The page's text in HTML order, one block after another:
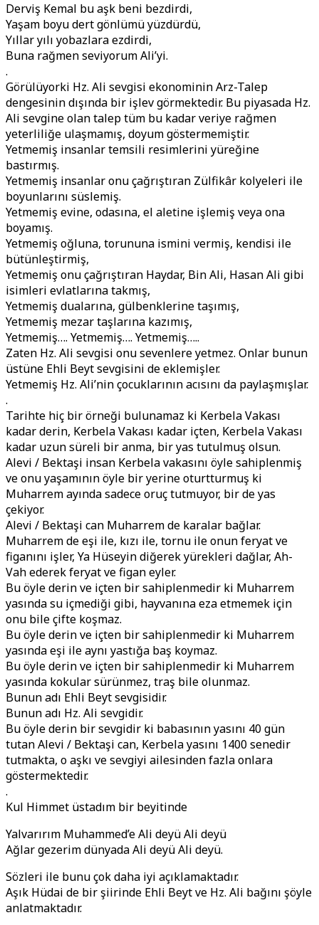
Derviş Kemal bu aşk beni bezdirdi,
Yaşam boyu dert gönlümü yüzdürdü,
Yıllar yılı yobazlara ezdirdi,
Buna rağmen seviyorum Ali’yi.
.
Görülüyorki Hz. Ali sevgisi ekonominin Arz-Talep
dengesinin dışında bir işlev görmektedir. Bu piyasada Hz.
Ali sevgine olan talep tüm bu kadar veriye rağmen
yeterliliğe ulaşmamış, doyum göstermemiştir.
Yetmemiş insanlar temsili resimlerini yüreğine
bastırmış.
Yetmemiş insanlar onu çağrıştıran Zülfikâr kolyeleri ile
boyunlarını süslemiş.
Yetmemiş evine, odasına, el aletine işlemiş veya ona
boyamış.
Yetmemiş oğluna, torununa ismini vermiş, kendisi ile
bütünleştirmiş,
Yetmemiş onu çağrıştıran Haydar, Bin Ali, Hasan Ali gibi
isimleri evlatlarına takmış,
Yetmemiş dualarına, gülbenklerine taşımış,
Yetmemiş mezar taşlarına kazımış,
Yetmemiş…. Yetmemiş…. Yetmemiş…..
Zaten Hz. Ali sevgisi onu sevenlere yetmez. Onlar bunun
üstüne Ehli Beyt sevgisini de eklemişler.
Yetmemiş Hz. Ali’nin çocuklarının acısını da paylaşmışlar.
.
Tarihte hiç bir örneği bulunamaz ki Kerbela Vakası
kadar derin, Kerbela Vakası kadar içten, Kerbela Vakası
kadar uzun süreli bir anma, bir yas tutulmuş olsun.
Alevi / Bektaşi insan Kerbela vakasını öyle sahiplenmiş
ve onu yaşamının öyle bir yerine oturtturmuş ki
Muharrem ayında sadece oruç tutmuyor, bir de yas
çekiyor.
Alevi / Bektaşi can Muharrem de karalar bağlar.
Muharrem de eşi ile, kızı ile, tornu ile onun feryat ve
figanını işler, Ya Hüseyin diğerek yürekleri dağlar, Ah-
Vah ederek feryat ve figan eyler.
Bu öyle derin ve içten bir sahiplenmedir ki Muharrem
yasında su içmediği gibi, hayvanına eza etmemek için
onu bile çifte koşmaz.
Bu öyle derin ve içten bir sahiplenmedir ki Muharrem
yasında eşi ile aynı yastığa baş koymaz.
Bu öyle derin ve içten bir sahiplenmedir ki Muharrem
yasında kokular sürünmez, traş bile olunmaz.
Bunun adı Ehli Beyt sevgisidir.
Bunun adı Hz. Ali sevgidir.
Bu öyle derin bir sevgidir ki babasının yasını 40 gün
tutan Alevi / Bektaşi can, Kerbela yasını 1400 senedir
tutmakta, o aşkı ve sevgiyi ailesinden fazla onlara
göstermektedir.
.
Kul Himmet üstadım bir beyitinde
Yalvarırım Muhammed’e Ali deyü Ali deyü
Ağlar gezerim dünyada Ali deyü Ali deyü.
Sözleri ile bunu çok daha iyi açıklamaktadır.
Aşık Hüdai de bir şiirinde Ehli Beyt ve Hz. Ali bağını şöyle
anlatmaktadır.